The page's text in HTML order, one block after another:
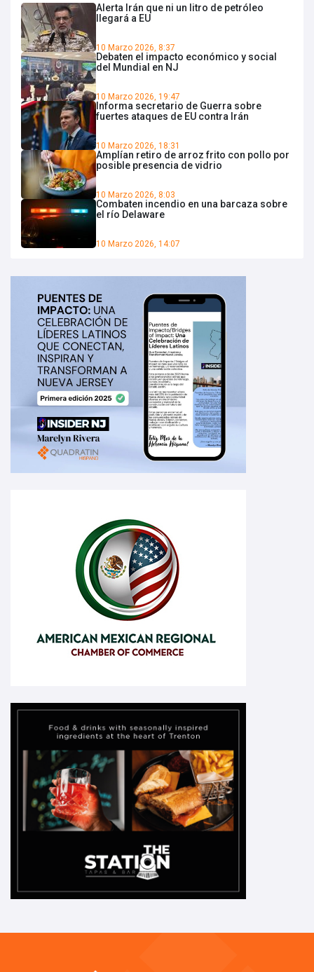
Alerta Irán que ni un litro de petróleo
llegará a EU
10 Marzo 2026, 8:37
Debaten el impacto económico y social
del Mundial en NJ
10 Marzo 2026, 19:47
Informa secretario de Guerra sobre
fuertes ataques de EU contra Irán
10 Marzo 2026, 18:31
Amplían retiro de arroz frito con pollo por
posible presencia de vidrio
10 Marzo 2026, 8:03
Combaten incendio en una barcaza sobre
el río Delaware
10 Marzo 2026, 14:07